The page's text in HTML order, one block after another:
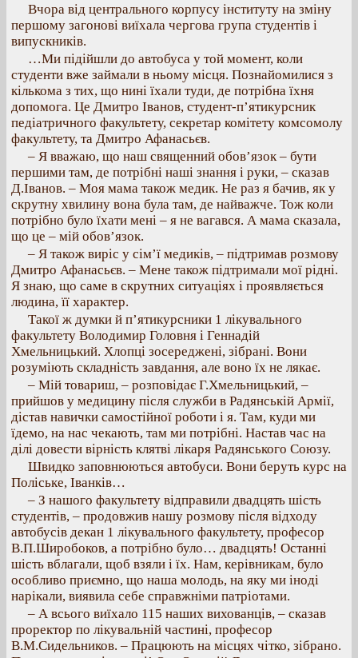
Вчора від центрального корпусу інституту на зміну
першому загонові виїхала чергова група студентів і
випускників.
…Ми підійшли до автобуса у той момент, коли
студенти вже займали в ньому місця. Познайомилися з
кількома з тих, що нині їхали туди, де потрібна їхня
допомога. Це Дмитро Іванов, студент-п’ятикурсник
педіатричного факультету, секретар комітету комсомолу
факультету, та Дмитро Афанасьєв.
– Я вважаю, що наш священний обов’язок – бути
першими там, де потрібні наші знання і руки, – сказав
Д.Іванов. – Моя мама також медик. Не раз я бачив, як у
скрутну хвилину вона була там, де найважче. Тож коли
потрібно було їхати мені – я не вагався. А мама сказала,
що це – мій обов’язок.
– Я також виріс у сім’ї медиків, – підтримав розмову
Дмитро Афанасьєв. – Мене також підтримали мої рідні.
Я знаю, що саме в скрутних ситуаціях і проявляється
людина, її характер.
Такої ж думки й п’ятикурсники 1 лікувального
факультету Володимир Головня і Геннадій
Хмельницький. Хлопці зосереджені, зібрані. Вони
розуміють складність завдання, але воно їх не лякає.
– Мій товариш, – розповідає Г.Хмельницький, –
прийшов у медицину після служби в Радянській Армії,
дістав навички самостійної роботи і я. Там, куди ми
їдемо, на нас чекають, там ми потрібні. Настав час на
ділі довести вірність клятві лікаря Радянського Союзу.
Швидко заповнюються автобуси. Вони беруть курс на
Поліське, Іванків…
– З нашого факультету відправили двадцять шість
студентів, – продовжив нашу розмову після відходу
автобусів декан 1 лікувального факультету, професор
В.П.Широбоков, а потрібно було… двадцять! Останні
шість вблагали, щоб взяли і їх. Нам, керівникам, було
особливо приємно, що наша молодь, на яку ми іноді
нарікали, виявила себе справжніми патріотами.
– А всього виїхало 115 наших вихованців, – сказав
проректор по лікувальній частині, професор
В.М.Сидельников. – Працюють на місцях чітко, зібрано.